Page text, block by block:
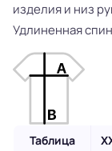
изделия и низ
Удлиненная
Таблица